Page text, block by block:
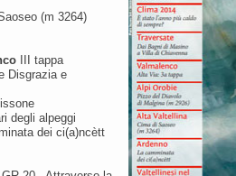
(m 3264)
III tappa
Disgrazia e
degli alpeggi
dei ci(a)ncètt